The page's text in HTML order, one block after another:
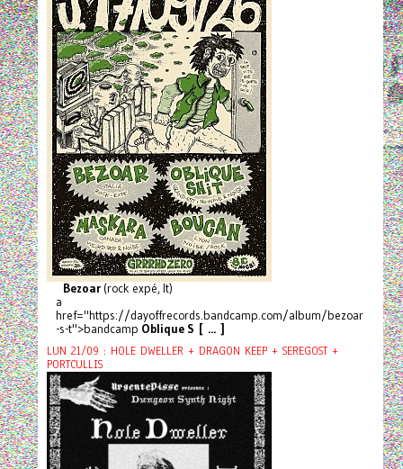
Bezoar(rock expé, It)
a
href="https://dayoffrecords.bandcamp.com/album/bezoar
-s-t">bandcamp Oblique S [ ... ]
LUN 21/09 : HOLE DWELLER + DRAGON KEEP + SEREGOST +
PORTCULLIS